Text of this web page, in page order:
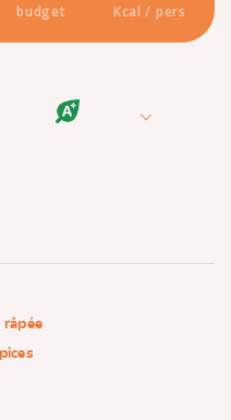
budget Kcal / pers
râpée